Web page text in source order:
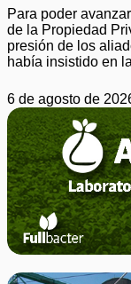
Para poder
de la Propiedad
presión de los
había insistido en
6 de agosto de